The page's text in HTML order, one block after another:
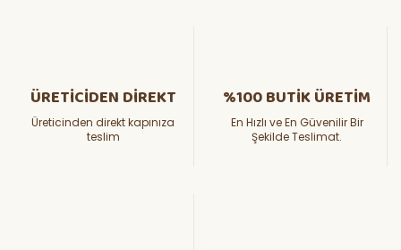
ÜRETİCİDEN DİREKT
Üreticinden direkt kapınıza
teslim
%100 BUTİK ÜRETİM
En Hızlı ve En Güvenilir Bir
Şekilde Teslimat.